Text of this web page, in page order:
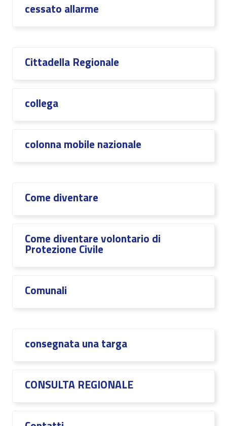
cessato allarme
Cittadella Regionale
collega
colonna mobile nazionale
Come diventare
Come diventare volontario di
Protezione Civile
Comunali
consegnata una targa
CONSULTA REGIONALE